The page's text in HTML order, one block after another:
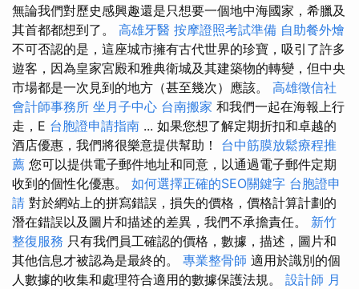
無論我們對歷史感興趣還是只想要一個地中海國家，希臘及
其首都都想到了。 高雄牙醫 按摩證照考試準備 自助餐外燴
不可否認的是，這座城市擁有古代世界的珍寶，吸引了許多
遊客，因為皇家宮殿和雅典衛城及其建築物的轉變，但中央
市場都是一次見到的地方（甚至幾次）應該。 高雄徵信社
會計師事務所 坐月子中心 台南搬家 和我們一起在海報上行
走，E 台胞證申請指南 ... 如果您想了解定期折扣和卓越的
酒店優惠，我們將很樂意提供幫助！ 台中筋膜放鬆療程推
薦 您可以提供電子郵件地址和同意，以通過電子郵件定期
收到的個性化優惠。 如何選擇正確的SEO關鍵字 台胞證申
請 對於網站上的拼寫錯誤，損失的價格，價格計算計劃的
潛在錯誤以及圖片和描述的差異，我們不承擔責任。 新竹
整復服務 只有我們員工確認的價格，數據，描述，圖片和
其他信息才被認為是最終的。 專業整骨師 適用於識別的個
人數據的收集和處理符合適用的數據保護法規。 設計師 月